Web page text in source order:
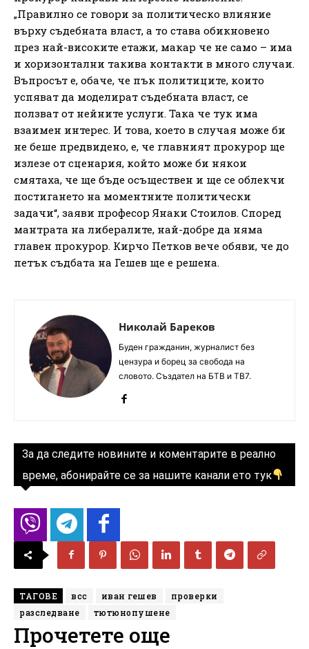
„Правилно се говори за политическо влияние
върху съдебната власт, а то става обикновено
през най-високите етажи, макар че не само – има
и хоризонтални такива контакти в много случаи.
Въпросът е, обаче, че пък политиците, които
успяват да моделират съдебната власт, се
ползват от нейните услуги. Така че тук има
взаимен интерес. И това, което в случая може би
не беше предвидено, е, че главният прокурор ще
излезе от сценария, който може би някои
смятаха, че ще бъде осъществен и ще се облекчи
постигането на моментните политически
задачи“, заяви професор Янаки Стоилов. Според
мантрата на либералите, най-добре да няма
главен прокурор. Кирчо Петков вече обяви, че до
петък съдбата на Гешев ще е решена.
Николай Бареков
Буден гражданин, журналист без
цензура и борец за свобода на
словото. Създател на БТВ и ТВ7.
За да следите новините и коментарите в реално
време, абонирайте се за нашите канали ето тук
ТАГОВЕ всс иван гешев
проверки
разследване
тютюнопушене
Прочетете още